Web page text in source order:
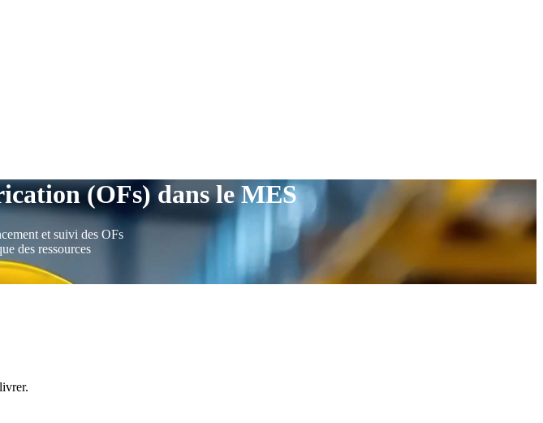
(OFs) dans le MES
et suivi des OFs
des ressources